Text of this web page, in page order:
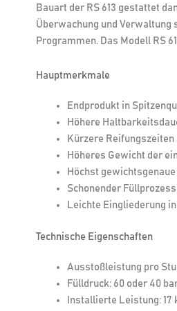
Bauart der RS 613 gestattet
Überwachung und Verwaltung
Programmen. Das Modell RS
Hauptmerkmale
Endprodukt in
Höhere
Kürzere Reifungszeiten
Höheres Gewicht der
Höchst
Schonender
Leichte Eingliederung
Technische Eigenschaften
Ausstoßleistung pro
Fülldruck: 60 oder 40
Installierte Leistung: 17